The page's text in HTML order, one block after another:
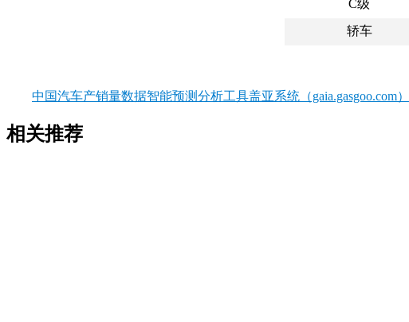
C级
轿车
中国汽车产销量数据智能预测分析工具盖亚系统（gaia.gasgoo.com）
相关推荐